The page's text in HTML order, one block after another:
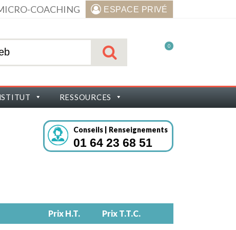
COACHING ESPACE PRIVÉ
0
RESSOURCES
Conseils | Renseignements
01 64 23 68 51
Prix H.T. Prix T.T.C.